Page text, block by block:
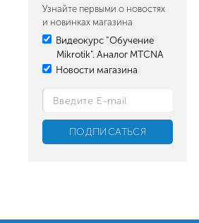
Узнайте первыми о новостях
и новинках магазина
Видеокурс "Обучение
Mikrotik". Аналог MTCNA
Новости магазина